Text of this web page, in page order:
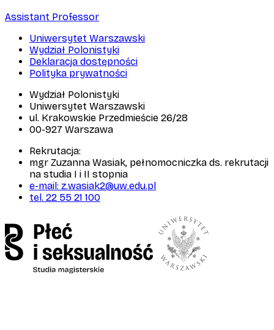
Assistant Professor
Uniwersytet Warszawski
Wydział Polonistyki
Deklaracja dostępności
Polityka prywatności
Wydział Polonistyki
Uniwersytet Warszawski
ul. Krakowskie Przedmieście 26/28
00-927 Warszawa
Rekrutacja:
mgr Zuzanna Wasiak, pełnomocniczka ds. rekrutacji
na studia I i II stopnia
e-mail: z.wasiak2@uw.edu.pl
tel. 22 55 21 100